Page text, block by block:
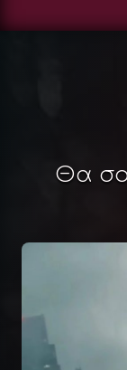
Θα